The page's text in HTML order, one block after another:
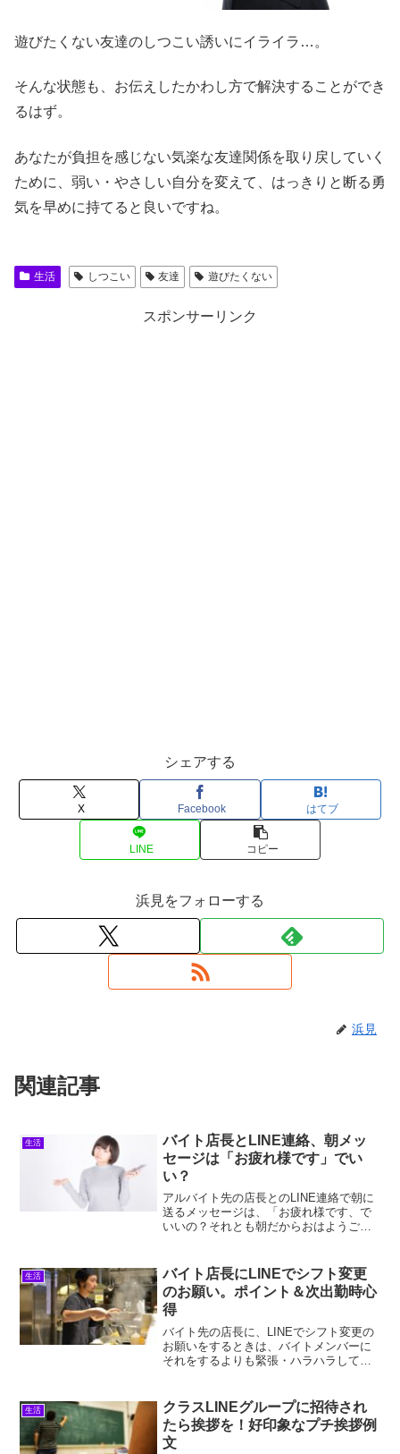
遊びたくない友達のしつこい誘いにイライラ…。
そんな状態も、お伝えしたかわし方で解決することができ
るはず。
あなたが負担を感じない気楽な友達関係を取り戻していく
ために、弱い・やさしい自分を変えて、はっきりと断る勇
気を早めに持てると良いですね。
生活 しつこい 友達 遊びたくない
スポンサーリンク
シェアする
X Facebook はてブ
LINE コピー
浜見をフォローする
浜見
関連記事
生活
バイト店長とLINE連絡、朝メッ
セージは「お疲れ様です」でい
い？
アルバイト先の店長とのLINE連絡で朝に
送るメッセージは、「お疲れ様です、で
いいの？それとも朝だからおはようござ
はないかと悩んでいませんか？おはよう
ございます、また...
生活
バイト店長にLINEでシフト変更
のお願い。ポイント＆次出勤時心
得
バイト先の店長に、LINEでシフト変更の
お願いをするときは、バイトメンバーに
それをするよりも緊張・ハラハラしてし
予定やっとできたみたいだったけど、こ
っちが急な予定入っち...
生活
クラスLINEグループに招待され
たら挨拶を！好印象なプチ挨拶例
文